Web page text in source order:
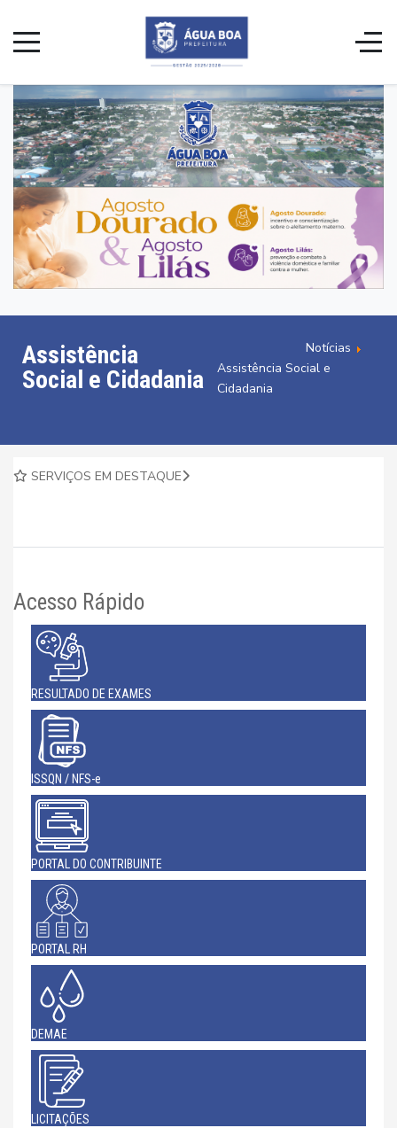
Assistência
Social e Cidadania
Notícias
Assistência Social e
Cidadania
SERVIÇOS EM DESTAQUE
Acesso Rápido
RESULTADO DE EXAMES
ISSQN / NFS-e
PORTAL DO CONTRIBUINTE
PORTAL RH
DEMAE
LICITAÇÕES